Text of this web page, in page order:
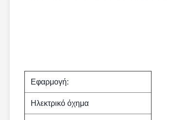
Εφαρμογή:
Ηλεκτρικό όχημα